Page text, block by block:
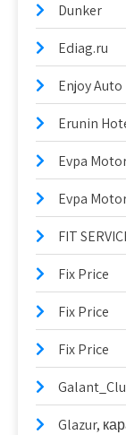
Dunker
Ediag.ru
Enjoy Auto
Erunin
Evpa
Evpa
FIT
Fix Price
Fix Price
Fix Price
Glazur,